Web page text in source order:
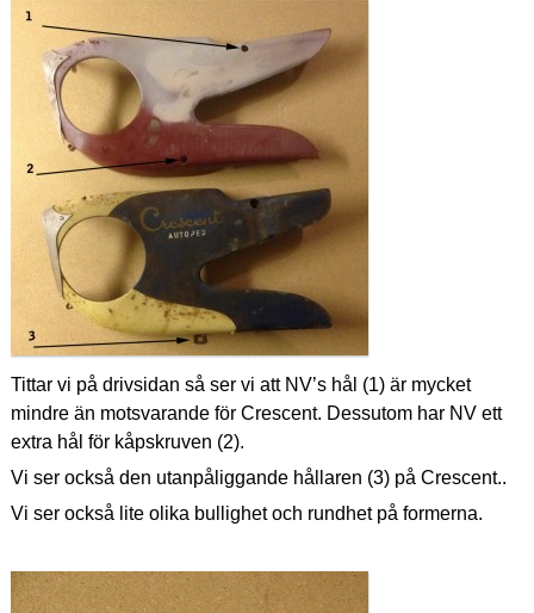
Tittar vi på drivsidan så ser vi att NV’s hål (1) är mycket
mindre än motsvarande för Crescent. Dessutom har NV ett
extra hål för kåpskruven (2).
Vi ser också den utanpåliggande hållaren (3) på Crescent..
Vi ser också lite olika bullighet och rundhet på formerna.